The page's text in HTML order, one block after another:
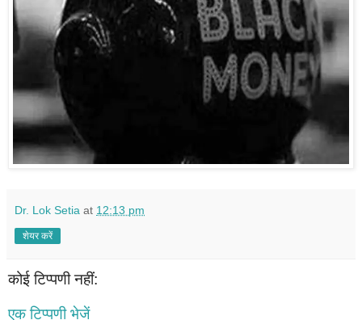
Dr. Lok Setia at 12:13 pm
शेयर करें
कोई टिप्पणी नहीं:
एक टिप्पणी भेजें